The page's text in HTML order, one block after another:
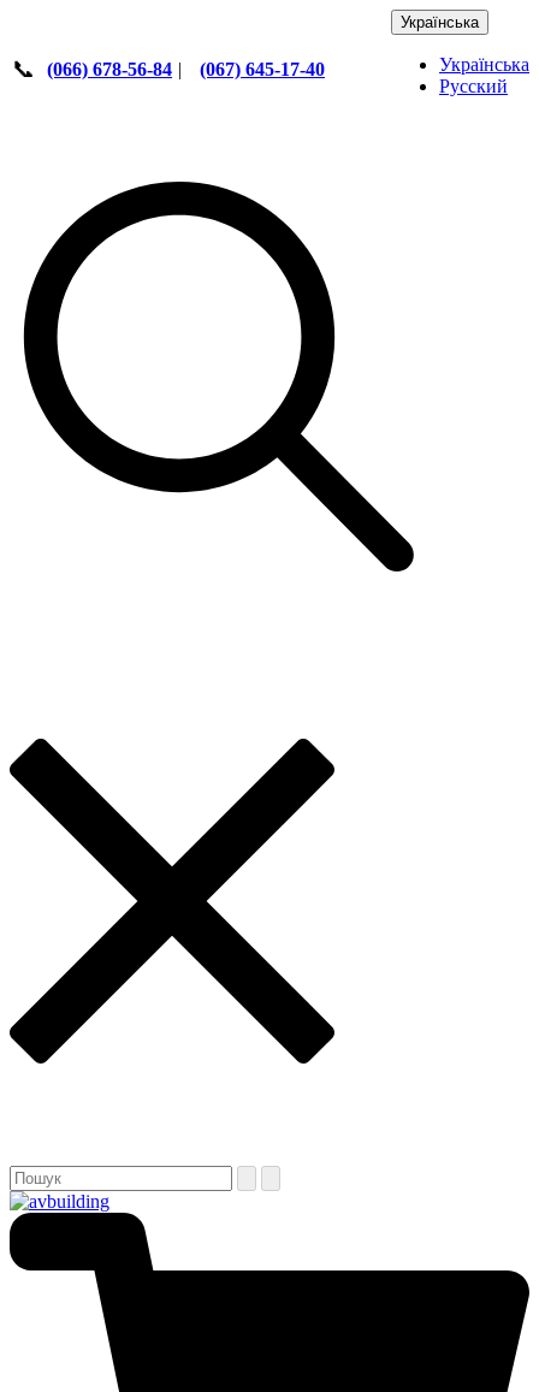
📞 (066) 678-56-84 | (067) 645-17-40
Українська
Українська
Русский